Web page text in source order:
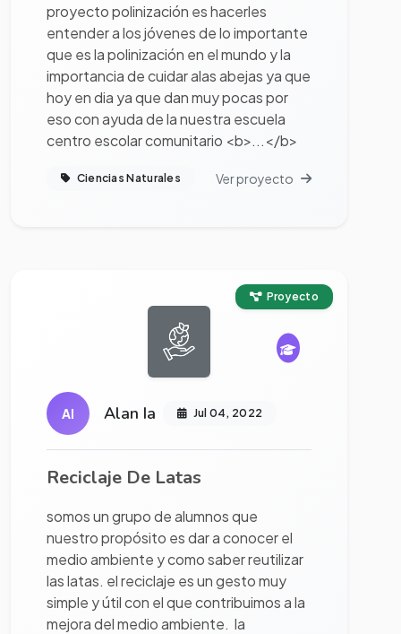
proyecto polinización es hacerles
entender a los jóvenes de lo importante
que es la polinización en el mundo y la
importancia de cuidar alas abejas ya que
hoy en dia ya que dan muy pocas por
eso con ayuda de la nuestra escuela
centro escolar comunitario <b>...</b>
Ciencias Naturales Ver proyecto
Proyecto
AI Alan Ia Jul 04, 2022
Reciclaje De Latas
somos un grupo de alumnos que
nuestro propósito es dar a conocer el
medio ambiente y como saber reutilizar
las latas. el reciclaje es un gesto muy
simple y útil con el que contribuimos a la
mejora del medio ambiente. la